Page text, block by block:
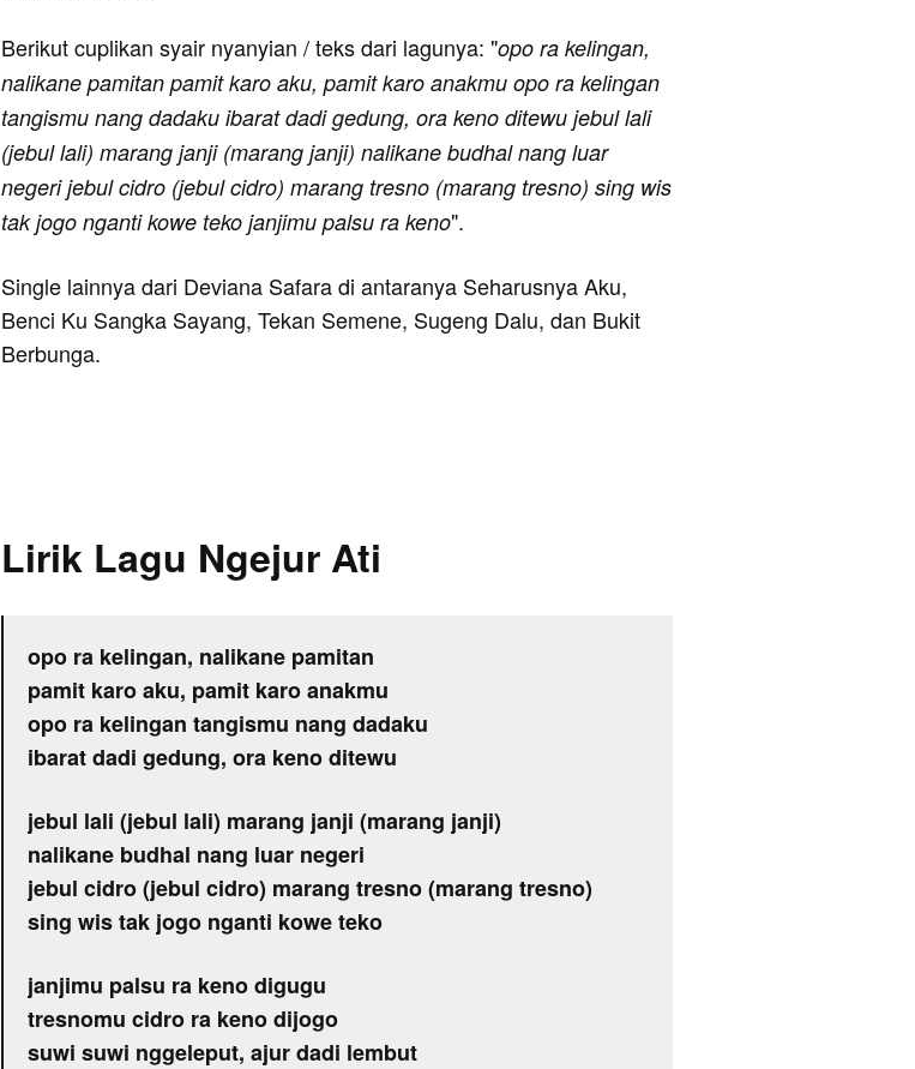
Berikut cuplikan syair nyanyian / teks dari lagunya: "opo ra kelingan,
nalikane pamitan pamit karo aku, pamit karo anakmu opo ra kelingan
tangismu nang dadaku ibarat dadi gedung, ora keno ditewu jebul lali
(jebul lali) marang janji (marang janji) nalikane budhal nang luar
negeri jebul cidro (jebul cidro) marang tresno (marang tresno) sing wis
tak jogo nganti kowe teko janjimu palsu ra keno".
Single lainnya dari Deviana Safara di antaranya Seharusnya Aku,
Benci Ku Sangka Sayang, Tekan Semene, Sugeng Dalu, dan Bukit
Berbunga.
Lirik Lagu Ngejur Ati
opo ra kelingan, nalikane pamitan
pamit karo aku, pamit karo anakmu
opo ra kelingan tangismu nang dadaku
ibarat dadi gedung, ora keno ditewu
jebul lali (jebul lali) marang janji (marang janji)
nalikane budhal nang luar negeri
jebul cidro (jebul cidro) marang tresno (marang tresno)
sing wis tak jogo nganti kowe teko
janjimu palsu ra keno digugu
tresnomu cidro ra keno dijogo
suwi suwi nggeleput, ajur dadi lembut